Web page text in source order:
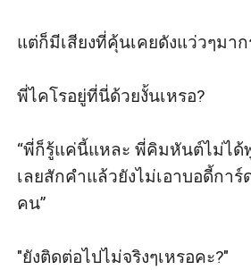
แต่ก็มีเสียงที่คุ้นเคยดังแว่วๆมา
พี่ไคโรอยู่ที่นี่ด้วยงั้นเหรอ?
“พี่ก็รู้แค่นี้แหละ พี่คิมหันต์ไม่ได้
เลยสักคำแล้วยังไม่เอาบอดี้การ์
คน”
"ยังติดต่อไปไม่จริงๆเหรอคะ?"